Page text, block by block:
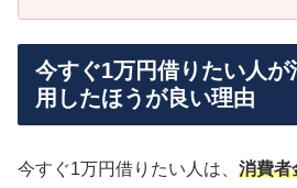
今すぐ1万円借りたい人が
用したほうが良い理由
今すぐ1万円借りたい人は、 消費者